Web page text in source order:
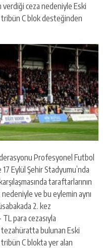
ceza nedeniyle Eski
tribün C blok desteğinden
Profesyonel Futbol
Eylül Şehir Stadyumu’nda
taraftarlarının
ve bu eylemin aynı
2. kez
para cezasıyla
tezahüratta bulunan Eski
tribün C blokta yer alan